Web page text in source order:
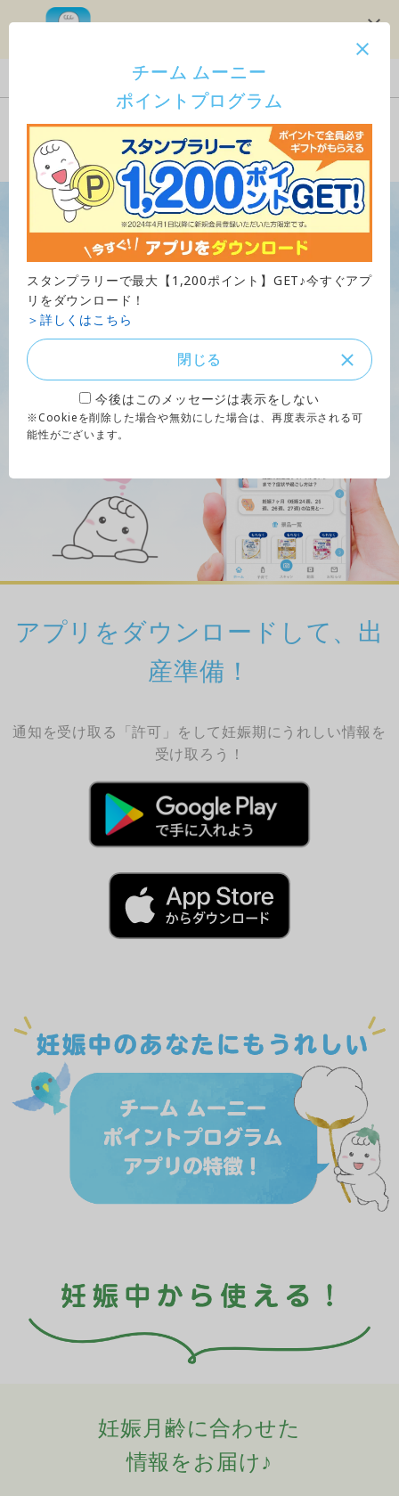
ご購入はこちら
チーム ムーニー
ポイントプログラム
スタンプラリーで最大【1,200ポイント】GET♪今すぐアプ
リをダウンロード！
＞詳しくはこちら
閉じる
今後はこのメッセージは表示をしない
※Cookieを削除した場合や無効にした場合は、再度表示される可
能性がございます。
アプリをダウンロードして、出
産準備！
通知を受け取る「許可」をして妊娠期にうれしい情報を
受け取ろう！
妊娠月齢に合わせた
情報をお届け♪